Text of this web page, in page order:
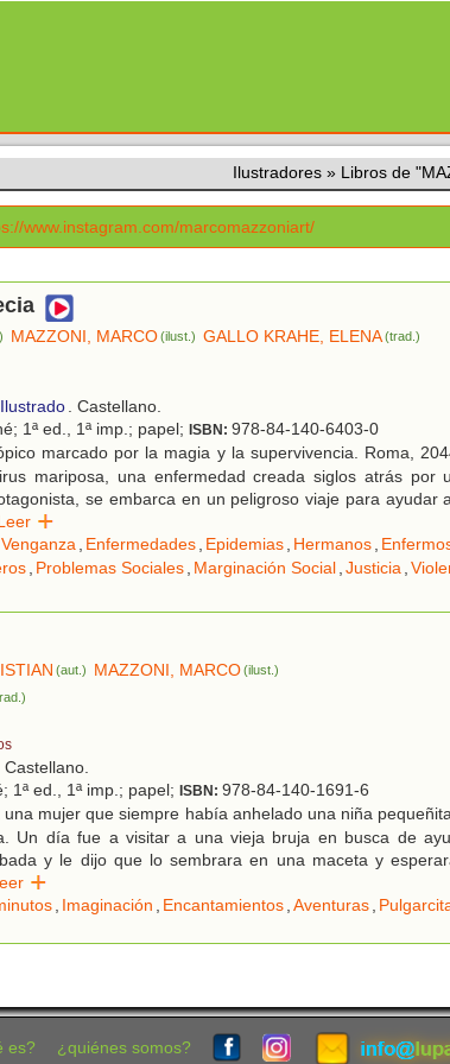
Ilustradores » Libros de
www.instagram.com/marcomazzoniart/
MAZZONI, MARCO(ilust.) GALLO KRAHE, ELENA(trad.)
. Castellano.
1ª ed., 1ª imp.; papel; ISBN: 978-84-140-6403-0
marcado por la magia y la supervivencia. Roma,
mariposa, una enfermedad creada siglos atrás por
se embarca en un peligroso viaje para ayudar
Venganza, Enfermedades, Epidemias, Hermanos,
, Problemas Sociales, Marginación Social,Justicia,
(aut.) MAZZONI, MARCO(ilust.)
Castellano.
1ª ed., 1ª imp.; papel; ISBN: 978-84-140-1691-6
mujer que siempre había anhelado una niña
Un día fue a visitar a una vieja bruja en busca de
y le dijo que lo sembrara en una maceta y
, Imaginación , Encantamientos,Aventuras,
es? ¿quiénes somos?